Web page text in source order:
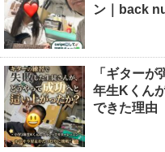
ン｜back
「ギター
年生Kくん
できた理由